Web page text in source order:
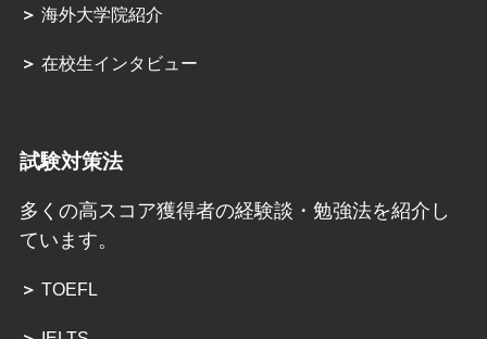
＞ 海外大学院紹介
＞ 在校生インタビュー
試験対策法
多くの高スコア獲得者の経験談・勉強法を紹介し
ています。
＞ TOEFL